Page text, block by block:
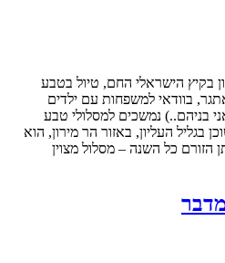
בקיץ הישראלי החם, טיול בטבע
בוודאי למשפחות עם ילדים
בניהם..) נמשכים למסלולי טבע
בגליל העליון, באזור הר מירון, הוא
הזורם כל השנה – מסלול מצוין
מדבר